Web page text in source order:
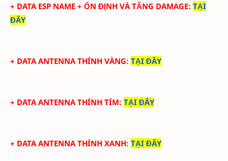
+ DATA ESP NAME + ỔN ĐỊNH VÀ TĂNG DAMAGE: TẠI
ĐÂY
+ DATA ANTENNA THÍNH VÀNG: TẠI ĐÂY
+ DATA ANTENNA THÍNH TÍM: TẠI ĐÂY
+ DATA ANTENNA THÍNH XANH: TẠI ĐÂY